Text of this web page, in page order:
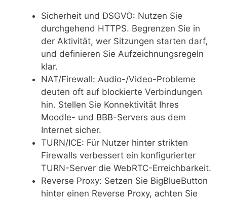
Sicherheit und DSGVO: Nutzen Sie
durchgehend HTTPS. Begrenzen Sie in
der Aktivität, wer Sitzungen starten darf,
und definieren Sie Aufzeichnungsregeln
klar.
NAT/Firewall: Audio-/Video-Probleme
deuten oft auf blockierte Verbindungen
hin. Stellen Sie Konnektivität Ihres
Moodle- und BBB-Servers aus dem
Internet sicher.
TURN/ICE: Für Nutzer hinter strikten
Firewalls verbessert ein konfigurierter
TURN-Server die WebRTC-Erreichbarkeit.
Reverse Proxy: Setzen Sie BigBlueButton
hinter einen Reverse Proxy, achten Sie